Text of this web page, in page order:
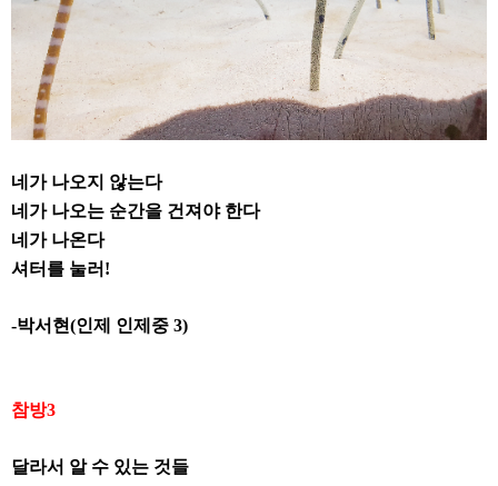
네가 나오지 않는다
네가 나오는 순간을 건져야 한다
네가 나온다
셔터를 눌러 !
-박서현(인제 인제중 3)
참방3
달라서 알 수 있는 것들